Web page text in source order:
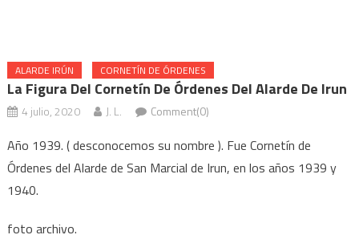
ALARDE IRÚN CORNETÍN DE ÓRDENES
La Figura Del Cornetín De Órdenes Del Alarde De Irun
4 julio, 2020 J. L. Comment(0)
Año 1939. ( desconocemos su nombre ). Fue Cornetín de
Órdenes del Alarde de San Marcial de Irun, en los años 1939 y
1940.
foto archivo.